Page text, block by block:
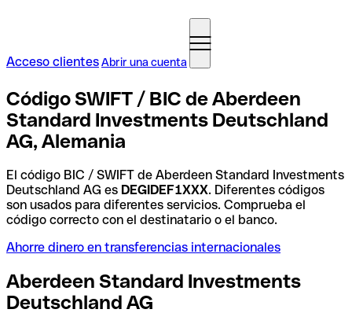
Acceso clientesAbrir una cuenta
Código SWIFT / BIC de Aberdeen
Standard Investments Deutschland
AG, Alemania
El código BIC / SWIFT de Aberdeen Standard Investments
Deutschland AG es DEGIDEF1XXX. Diferentes códigos
son usados para diferentes servicios. Comprueba el
código correcto con el destinatario o el banco.
Ahorre dinero en transferencias internacionales
Aberdeen Standard Investments
Deutschland AG